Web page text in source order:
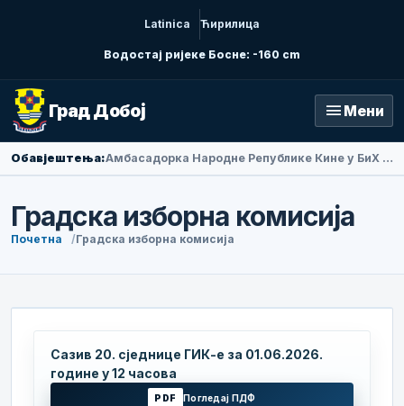
Latinica Ћирилица
Водостај ријеке Босне: -160 cm
Град Добој menu Мени
Обавјештења: Амбасадорка Народне Републике Кине у БиХ Ли Фан посјетила Добој
Градска изборна комисија
Почетна Градска изборна комисија
Сазив 20. сједнице ГИК-е за 01.06.2026.
године у 12 часова
PDF Погледај ПДФ